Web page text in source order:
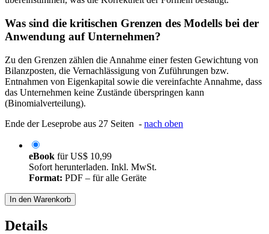
Was sind die kritischen Grenzen des Modells bei der
Anwendung auf Unternehmen?
Zu den Grenzen zählen die Annahme einer festen Gewichtung von
Bilanzposten, die Vernachlässigung von Zuführungen bzw.
Entnahmen von Eigenkapital sowie die vereinfachte Annahme, dass
das Unternehmen keine Zustände überspringen kann
(Binomialverteilung).
Ende der Leseprobe aus 27 Seiten - nach oben
eBook fürUS$ 10,99
Sofort herunterladen. Inkl. MwSt.
Format: PDF – für alle Geräte
In den Warenkorb
Details